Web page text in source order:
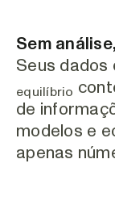
Sem
Seus
equilíbrio
de
modelos e
apenas